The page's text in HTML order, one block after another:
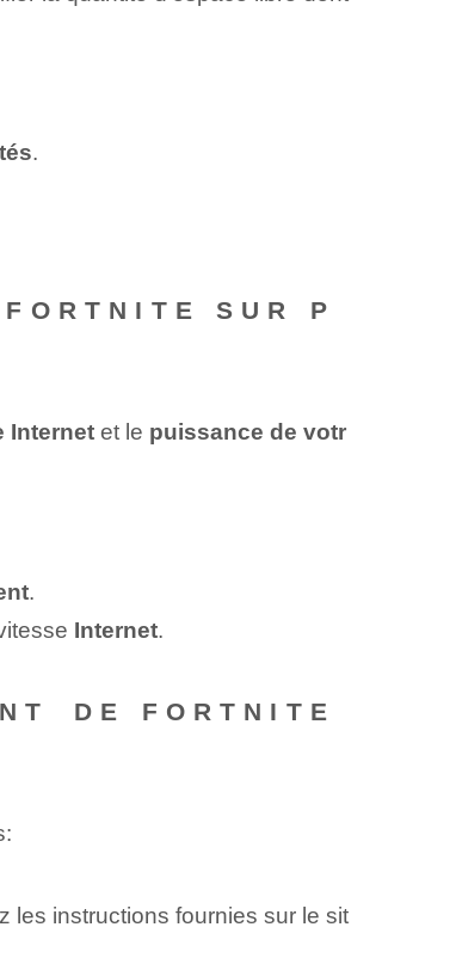
.
SUR P
Internetet⁤ le puissance de votr
.
Internet.
DE FORTNITE
les instructions fournies sur le sit